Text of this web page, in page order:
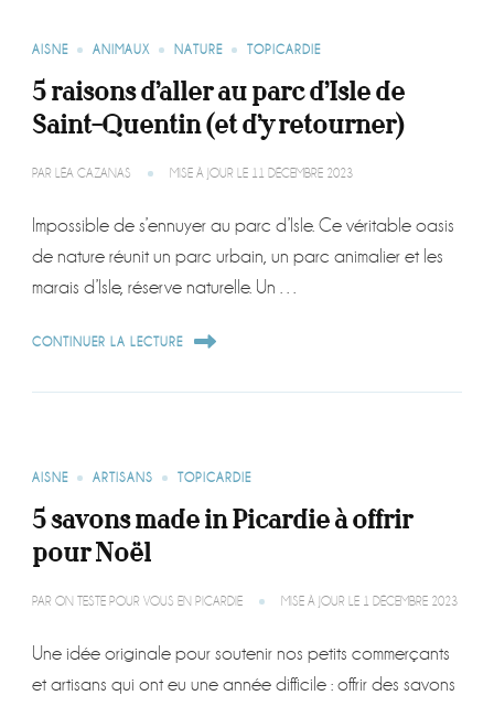
AISNE ANIMAUX NATURE TOPICARDIE
5 raisons d’aller au parc d’Isle de
Saint-Quentin (et d’y retourner)
PAR LÉA CAZANAS MISE À JOUR LE 11 DÉCEMBRE 2023
Impossible de s’ennuyer au parc d’Isle. Ce véritable oasis
de nature réunit un parc urbain, un parc animalier et les
marais d’Isle, réserve naturelle. Un …
CONTINUER LA LECTURE
AISNE ARTISANS TOPICARDIE
5 savons made in Picardie à offrir
pour Noël
PAR ON TESTE POUR VOUS EN PICARDIE MISE À JOUR LE 1 DÉCEMBRE 2023
Une idée originale pour soutenir nos petits commerçants
et artisans qui ont eu une année difficile : offrir des savons